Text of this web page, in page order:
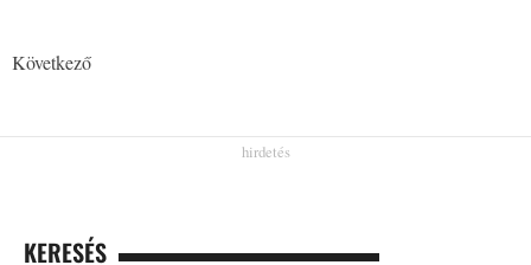
Következő
KERESÉS